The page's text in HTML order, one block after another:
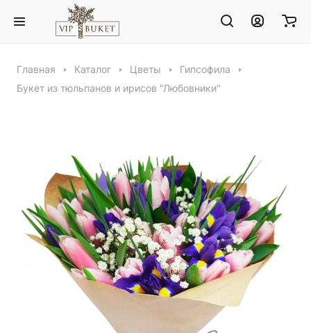
Главная Каталог Цветы
Гипсофила
Букет из тюльпанов и ирисов "Любовники"